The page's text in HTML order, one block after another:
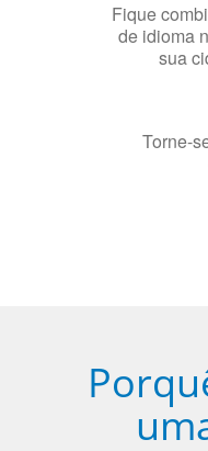
Diga-nos
Fique
de idioma
sua